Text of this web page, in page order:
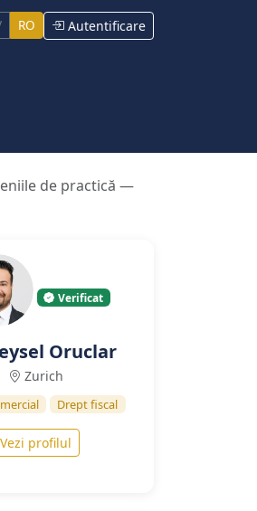
RO Autentificare
de practică —
Verificat
Oruclar
Zurich
Drept fiscal
Vezi profilul